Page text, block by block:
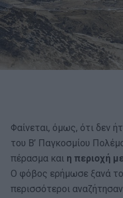
Φαίνεται, όμως, ότι δεν
του Β’ Παγκοσμίου
πέρασμα και η περιοχή
Ο φόβος ερήμωσε ξανά
περισσότεροι